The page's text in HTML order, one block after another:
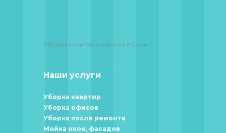
Уборка квартир и офисов в Сочи
Наши услуги
Уборка квартир
Уборка офисов
Уборка после ремонта
Мойка окон, фасадов